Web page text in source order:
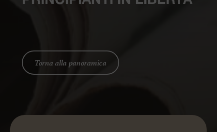
Torna alla panoramica